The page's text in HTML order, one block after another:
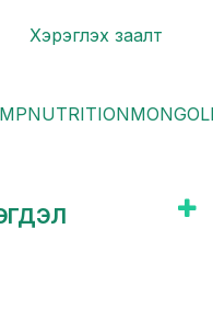
Хэрэглэх заалт